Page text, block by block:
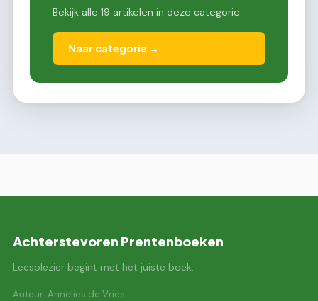
Bekijk alle 19 artikelen in deze categorie.
Naar categorie →
Achterstevoren Prentenboeken
Leesplezier begint met het juiste boek.
Auteur: Annelies de Vries